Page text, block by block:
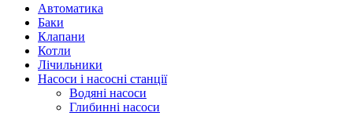
Автоматика
Баки
Клапани
Котли
Лічильники
Насоси і насосні станції
Водяні насоси
Глибинні насоси